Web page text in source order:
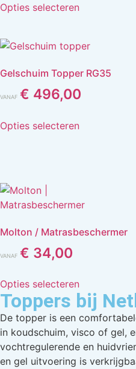
Opties selecteren
Gelschuim Topper RG35
VANAF € 496,00
Opties selecteren
Molton / Matrasbeschermer
VANAF € 34,00
Opties selecteren
Toppers bij
De topper is een
in koudschuim, visco of gel,
vochtregulerende en
en gel uitvoering is